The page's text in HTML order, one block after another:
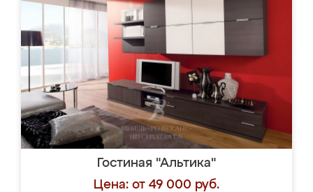
Гостиная "Альтика"
Цена: от 49 000 руб.